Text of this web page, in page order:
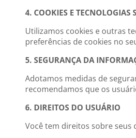
4. COOKIES E TECNOLOGIAS
Utilizamos cookies e outras
preferências de cookies no
5. SEGURANÇA DA
Adotamos medidas de
recomendamos que os
6. DIREITOS DO USUÁRIO
Você tem direitos sobre seus